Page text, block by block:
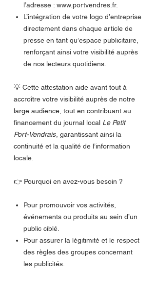
l’adresse : www.portvendres.fr.
L’intégration de votre logo d’entreprise
directement dans chaque article de
presse en tant qu’espace publicitaire,
renforçant ainsi votre visibilité auprès
de nos lecteurs quotidiens.
💡 Cette attestation aide avant tout à
accroître votre visibilité auprès de notre
large audience, tout en contribuant au
financement du journal local Le Petit
Port-Vendrais , garantissant ainsi la
continuité et la qualité de l’information
locale.
👉 Pourquoi en avez-vous besoin ?
Pour promouvoir vos activités,
événements ou produits au sein d’un
public ciblé.
Pour assurer la légitimité et le respect
des règles des groupes concernant
les publicités.